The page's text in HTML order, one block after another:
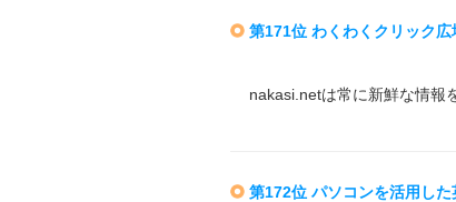
第171位 わくわくクリック広
nakasi.netは常に新鮮な情報
第172位 パソコンを活用し